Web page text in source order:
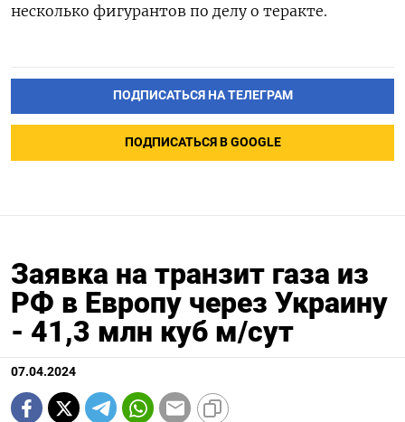
несколько фигурантов по делу о теракте.
ПОДПИСАТЬСЯ НА ТЕЛЕГРАМ
ПОДПИСАТЬСЯ В GOOGLE
Заявка на транзит газа из
РФ в Европу через Украину
- 41,3 млн куб м/сут
07.04.2024